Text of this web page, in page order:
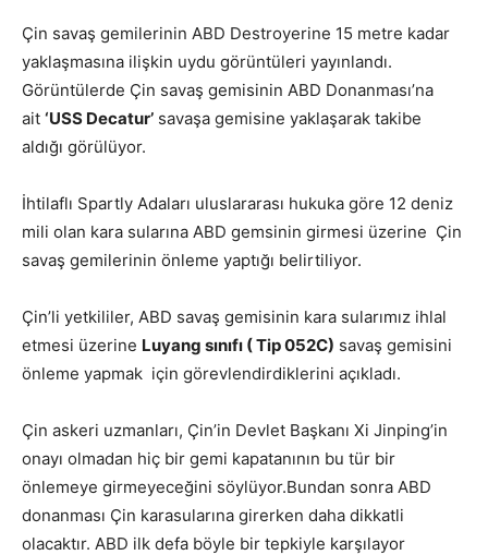
Çin savaş gemilerinin ABD Destroyerine 15 metre kadar
yaklaşmasına ilişkin uydu görüntüleri yayınlandı.
Görüntülerde Çin savaş gemisinin ABD Donanması’na
ait ‘USS Decatur’ savaşa gemisine yaklaşarak takibe
aldığı görülüyor.
İhtilaflı Spartly Adaları uluslararası hukuka göre 12 deniz
mili olan kara sularına ABD gemsinin girmesi üzerine Çin
savaş gemilerinin önleme yaptığı belirtiliyor.
Çin’li yetkililer, ABD savaş gemisinin kara sularımız ihlal
etmesi üzerine Luyang sınıfı ( Tip 052C) savaş gemisini
önleme yapmak için görevlendirdiklerini açıkladı.
Çin askeri uzmanları, Çin’in Devlet Başkanı Xi Jinping’in
onayı olmadan hiç bir gemi kapatanının bu tür bir
önlemeye girmeyeceğini söylüyor.Bundan sonra ABD
donanması Çin karasularına girerken daha dikkatli
olacaktır. ABD ilk defa böyle bir tepkiyle karşılayor